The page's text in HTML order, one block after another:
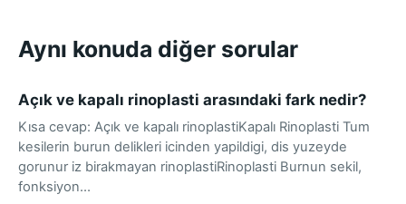
Aynı konuda diğer sorular
Açık ve kapalı rinoplasti arasındaki fark nedir?
Kısa cevap: Açık ve kapalı rinoplastiKapalı Rinoplasti Tum
kesilerin burun delikleri icinden yapildigi, dis yuzeyde
gorunur iz birakmayan rinoplastiRinoplasti Burnun sekil,
fonksiyon…